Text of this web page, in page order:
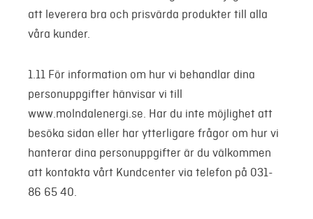
att leverera bra och prisvärda produkter till alla
våra kunder.
1.11 För information om hur vi behandlar dina
personuppgifter hänvisar vi till
www.molndalenergi.se. Har du inte möjlighet att
besöka sidan eller har ytterligare frågor om hur vi
hanterar dina personuppgifter är du välkommen
att kontakta vårt Kundcenter via telefon på 031-
86 65 40.